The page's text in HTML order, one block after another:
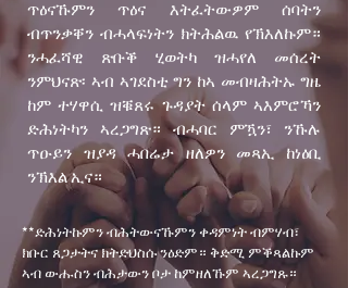
ጥዕናኹምን ጥዕና እትፈትውዎም ሰባትን
ብጥንቃቐን ብሓላፍነትን ክትሕልዉ የኽእለኩም።
ንሓፈሻዊ ጽቡቕ ሂወትካ ዝሓየለ መሰረት
ንምህናጽ፡ ኣብ ኣገደስቲ ግን ከኣ መብዛሕትኡ ግዜ
ከም ተሃዋሲ ዝቑጸሩ ጉዳያት ሰላም ኣእምሮኻን
ድሕነትካን ኣረጋግጽ። ብሓባር ምዃን፣ ንኹሉ
ጥዑይን ዝያዳ ሓበሬታ ዘለዎን መጻኢ ከነዕቢ
ንኽእል ኢና።
**ድሕነትኩምን ብሕትውናኹምን ቀዳምነት ብምሃብ፣
ክቡር ጸጋታትና ክትድህስሱ ንዕድም። ቅድሚ ምቕጻልኩም
ኣብ ውሑስን ብሕታውን ቦታ ከምዘለኹም ኣረጋግጹ።